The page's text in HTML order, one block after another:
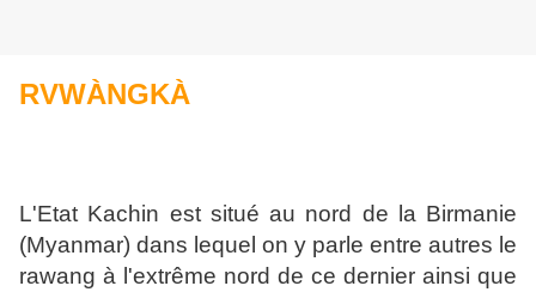
RVWÀNGKÀ
L'Etat Kachin est situé au nord de la Birmanie
(Myanmar) dans lequel on y parle entre autres le
rawang à l'extrême nord de ce dernier ainsi que